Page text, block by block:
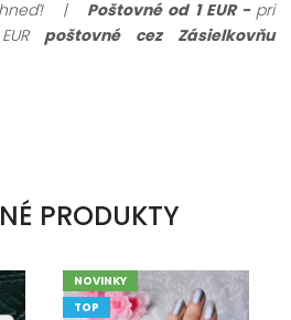
| Poštovné od 1 EUR - pri
poštovné cez Zásielkovňu
PRODUKTY
NOVINKY
TOP